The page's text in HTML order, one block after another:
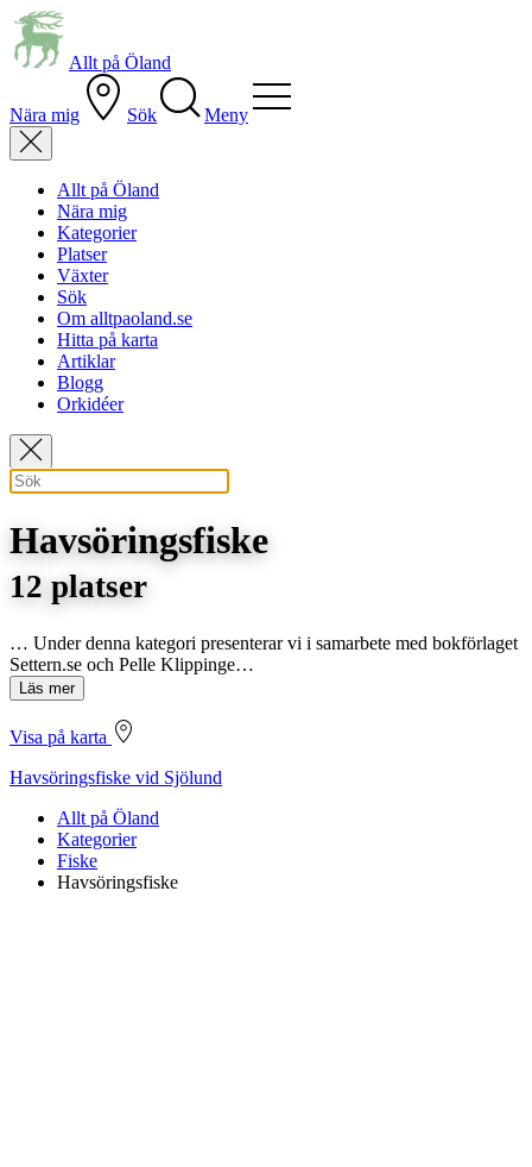
Allt på Öland
Nära mig Sök Meny
Allt på Öland
Nära mig
Kategorier
Platser
Växter
Sök
Om alltpaoland.se
Hitta på karta
Artiklar
Blogg
Orkidéer
Havsöringsfiske
12 platser
… Under denna kategori presenterar vi i samarbete med bokförlaget
Settern.se och Pelle Klippinge…
Läs mer
Visa på karta
Havsöringsfiske vid Sjölund
Allt på Öland
Kategorier
Fiske
Havsöringsfiske